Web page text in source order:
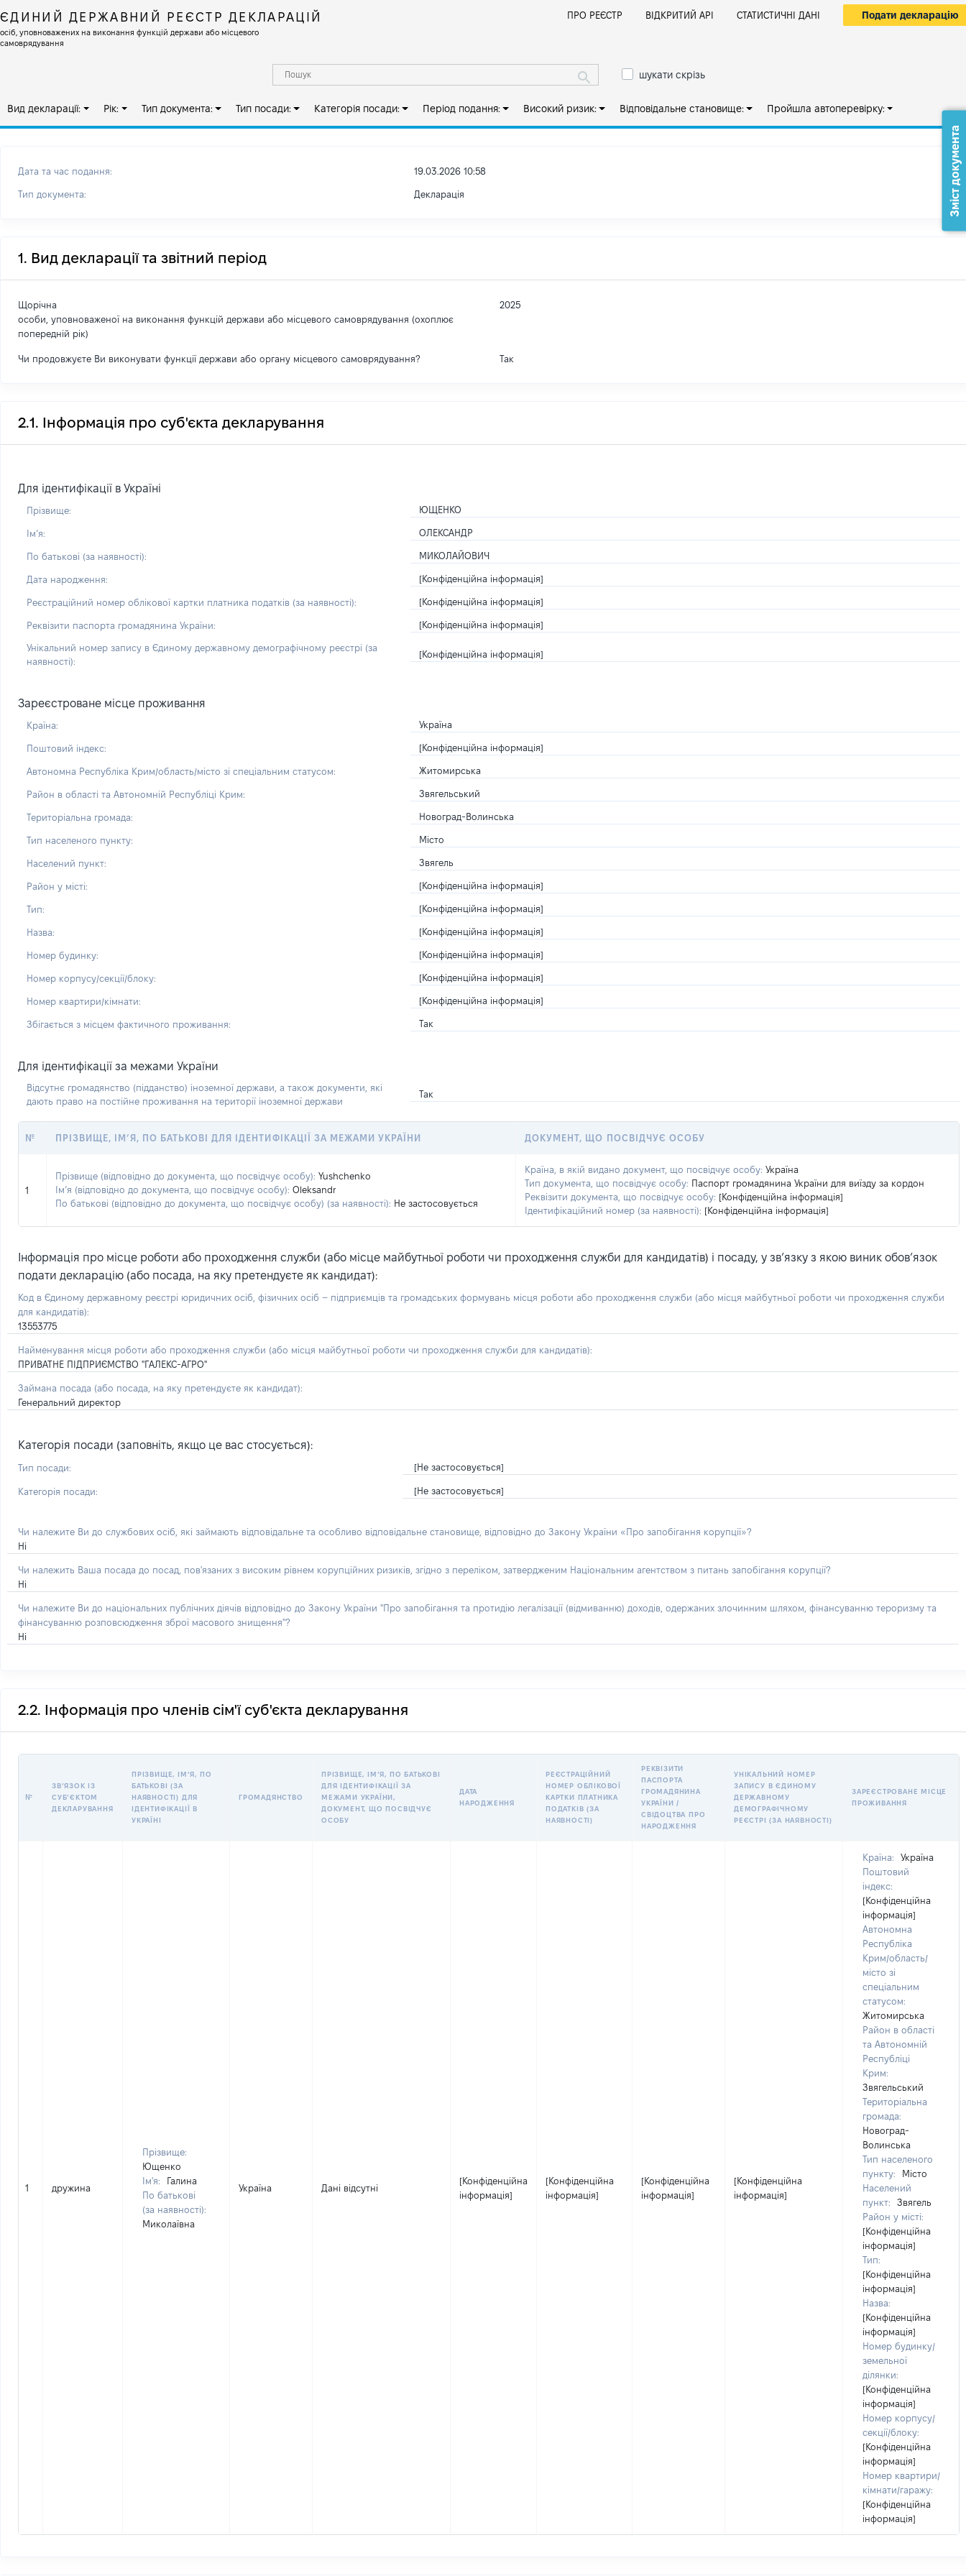
ЄДИНИЙ ДЕРЖАВНИЙ РЕЄСТР ДЕКЛАРАЦІЙ
осіб, уповноважених на виконання функцій держави або місцевого
самоврядування
ПРО РЕЄСТР ВІДКРИТИЙ АРІ СТАТИСТИЧНІ ДАНІ Подати декларацію
шукати скрізь
Вид декларації: Рік: Тип документа: Тип посади: Категорія посади: Період подання: Високий ризик: Відповідальне становище: Пройшла автоперевірку:
Дата та час подання: 19.03.2026 10:58
Тип документа: Декларація
1. Вид декларації та звітний період
Щорічна
особи, уповноваженої на виконання функцій держави або місцевого самоврядування (охоплює
попередній рік)
2025
Чи продовжуєте Ви виконувати функції держави або органу місцевого самоврядування? Так
2.1. Інформація про суб'єкта декларування
Для ідентифікації в Україні
Прізвище: ЮЩЕНКО
Імʼя: ОЛЕКСАНДР
По батькові (за наявності): МИКОЛАЙОВИЧ
Дата народження: [Конфіденційна інформація]
Реєстраційний номер облікової картки платника податків (за наявності): [Конфіденційна інформація]
Реквізити паспорта громадянина України: [Конфіденційна інформація]
Унікальний номер запису в Єдиному державному демографічному реєстрі (за
наявності):
[Конфіденційна інформація]
Зареєстроване місце проживання
Країна: Україна
Поштовий індекс: [Конфіденційна інформація]
Автономна Республіка Крим/область/місто зі спеціальним статусом: Житомирська
Район в області та Автономній Республіці Крим: Звягельський
Територіальна громада: Новоград-Волинська
Тип населеного пункту: Місто
Населений пункт: Звягель
Район у місті: [Конфіденційна інформація]
Тип: [Конфіденційна інформація]
Назва: [Конфіденційна інформація]
Номер будинку: [Конфіденційна інформація]
Номер корпусу/секції/блоку: [Конфіденційна інформація]
Номер квартири/кімнати: [Конфіденційна інформація]
Збігається з місцем фактичного проживання: Так
Для ідентифікації за межами України
Відсутнє громадянство (підданство) іноземної держави, а також документи, які
дають право на постійне проживання на території іноземної держави
Так
№ ПРІЗВИЩЕ, ІМ’Я, ПО БАТЬКОВІ ДЛЯ ІДЕНТИФІКАЦІЇ ЗА МЕЖАМИ УКРАЇНИ ДОКУМЕНТ, ЩО ПОСВІДЧУЄ ОСОБУ
1
Прізвище (відповідно до документа, що посвідчує особу): Yushchenko
Ім’я (відповідно до документа, що посвідчує особу): Oleksandr
По батькові (відповідно до документа, що посвідчує особу) (за наявності): Не застосовується
Країна, в якій видано документ, що посвідчує особу: Україна
Тип документа, що посвідчує особу: Паспорт громадянина України для виїзду за кордон
Реквізити документа, що посвідчує особу: [Конфіденційна інформація]
Ідентифікаційний номер (за наявності): [Конфіденційна інформація]
Інформація про місце роботи або проходження служби (або місце майбутньої роботи чи проходження служби для кандидатів) і посаду, у зв’язку з якою виник обов’язок
подати декларацію (або посада, на яку претендуєте як кандидат):
Код в Єдиному державному реєстрі юридичних осіб, фізичних осіб – підприємців та громадських формувань місця роботи або проходження служби (або місця майбутньої роботи чи проходження служби
для кандидатів):
13553775
Найменування місця роботи або проходження служби (або місця майбутньої роботи чи проходження служби для кандидатів):
ПРИВАТНЕ ПІДПРИЄМСТВО "ГАЛЕКС-АГРО"
Займана посада (або посада, на яку претендуєте як кандидат):
Генеральний директор
Категорія посади (заповніть, якщо це вас стосується):
Тип посади: [Не застосовується]
Категорія посади: [Не застосовується]
Чи належите Ви до службових осіб, які займають відповідальне та особливо відповідальне становище, відповідно до Закону України «Про запобігання корупції»?
Ні
Чи належить Ваша посада до посад, пов'язаних з високим рівнем корупційних ризиків, згідно з переліком, затвердженим Національним агентством з питань запобігання корупції?
Ні
Чи належите Ви до національних публічних діячів відповідно до Закону України "Про запобігання та протидію легалізації (відмиванню) доходів, одержаних злочинним шляхом, фінансуванню тероризму та
фінансуванню розповсюдження зброї масового знищення"?
Ні
2.2. Інформація про членів сім'ї суб'єкта декларування
№
ЗВʼЯЗОК ІЗ
СУБʼЄКТОМ
ДЕКЛАРУВАННЯ
ПРІЗВИЩЕ, ІМʼЯ, ПО
БАТЬКОВІ (ЗА
НАЯВНОСТІ) ДЛЯ
ІДЕНТИФІКАЦІЇ В
УКРАЇНІ
ГРОМАДЯНСТВО
ПРІЗВИЩЕ, ІМʼЯ, ПО БАТЬКОВІ
ДЛЯ ІДЕНТИФІКАЦІЇ ЗА
МЕЖАМИ УКРАЇНИ,
ДОКУМЕНТ, ЩО ПОСВІДЧУЄ
ОСОБУ
ДАТА
НАРОДЖЕННЯ
РЕЄСТРАЦІЙНИЙ
НОМЕР ОБЛІКОВОЇ
КАРТКИ ПЛАТНИКА
ПОДАТКІВ (ЗА
НАЯВНОСТІ)
РЕКВІЗИТИ
ПАСПОРТА
ГРОМАДЯНИНА
УКРАЇНИ /
СВІДОЦТВА ПРО
НАРОДЖЕННЯ
УНІКАЛЬНИЙ НОМЕР
ЗАПИСУ В ЄДИНОМУ
ДЕРЖАВНОМУ
ДЕМОГРАФІЧНОМУ
РЕЄСТРІ (ЗА НАЯВНОСТІ)
ЗАРЕЄСТРОВАНЕ МІСЦЕ
ПРОЖИВАННЯ
1 дружина
Прізвище:
Ющенко
Ім'я:
Галина
По батькові
(за наявності):
Миколаївна
Україна Дані відсутні
[Конфіденційна
інформація]
[Конфіденційна
інформація]
[Конфіденційна
інформація]
[Конфіденційна
інформація]
Країна:
Україна
Поштовий
індекс:
[Конфіденційна
інформація]
Автономна
Республіка
Крим/область/
місто зі
спеціальним
статусом:
Житомирська
Район в області
та Автономній
Республіці
Крим:
Звягельський
Територіальна
громада:
Новоград-
Волинська
Тип населеного
пункту:
Місто
Населений
пункт:
Звягель
Район у місті:
[Конфіденційна
інформація]
Тип:
[Конфіденційна
інформація]
Назва:
[Конфіденційна
інформація]
Номер будинку/
земельної
ділянки:
[Конфіденційна
інформація]
Номер корпусу/
секції/блоку:
[Конфіденційна
інформація]
Номер квартири/
кімнати/гаражу:
[Конфіденційна
інформація]
Зміст документа